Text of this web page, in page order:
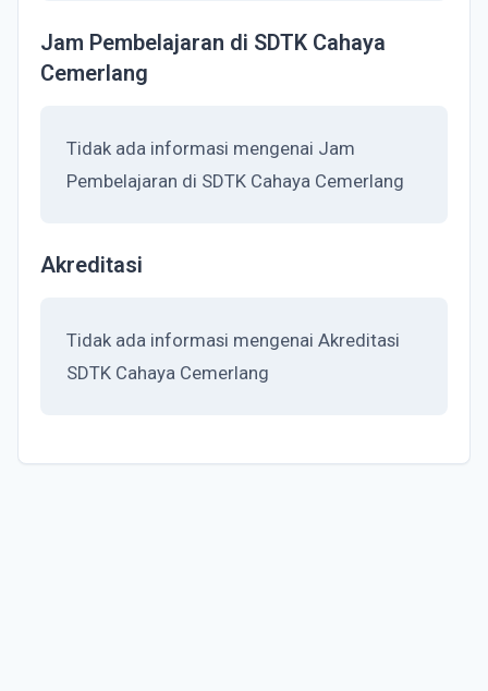
Jam Pembelajaran di SDTK Cahaya
Cemerlang
Tidak ada informasi mengenai Jam
Pembelajaran di SDTK Cahaya Cemerlang
Akreditasi
Tidak ada informasi mengenai Akreditasi
SDTK Cahaya Cemerlang